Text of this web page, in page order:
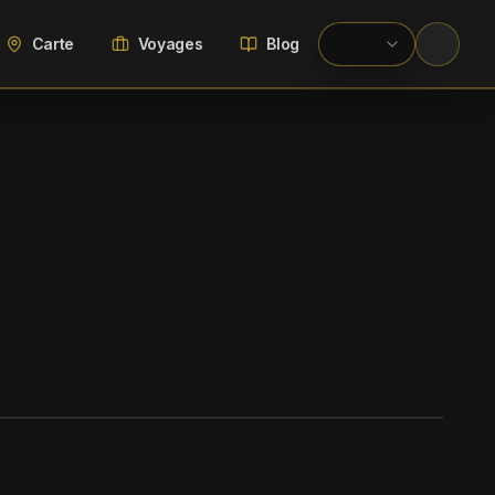
Carte Voyages Blog